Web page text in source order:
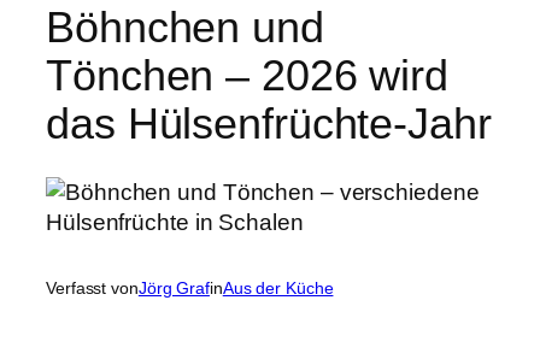
Böhnchen und
Tönchen – 2026 wird
das Hülsenfrüchte-Jahr
Verfasst vonJörg GrafinAus der Küche